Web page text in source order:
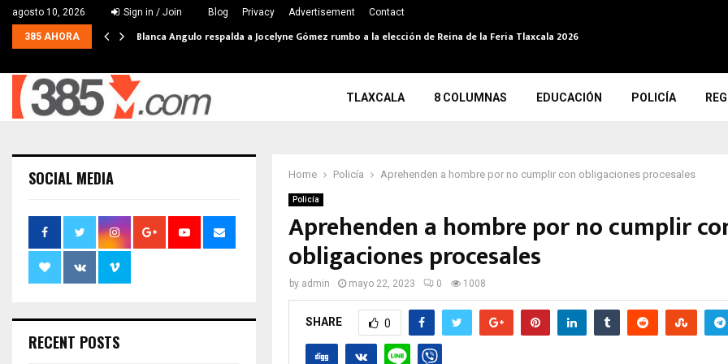
agosto 10, 2026 Sign in / Join Blog Privacy Advertisement Contact
385 AHORA Blanca Angulo respalda a Jocelyne Gómez rumbo a la elección de Reina de la Feria Tlaxcala 2026
TLAXCALA 8 COLUMNAS EDUCACIÓN POLICÍA
Home Policía Aprehenden a hombre por no cumplir con obligaciones procesales
Policía
Aprehenden a hombre por no cumplir
obligaciones procesales
by admin mayo 22, 2023 0 1008
SHARE 0
SOCIAL MEDIA
RECENT POSTS